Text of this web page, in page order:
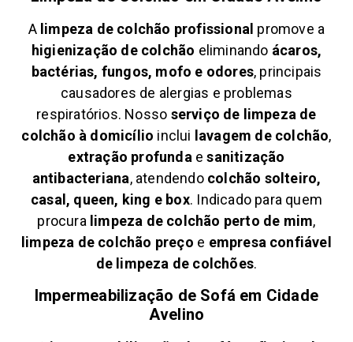
A limpeza de colchão profissional promove a
higienização de colchão eliminando ácaros,
bactérias, fungos, mofo e odores, principais
causadores de alergias e problemas
respiratórios. Nosso serviço de limpeza de
colchão à domicílio inclui lavagem de colchão,
extração profunda esanitização
antibacteriana, atendendo colchão solteiro,
casal, queen, king e box. Indicado para quem
procura limpeza de colchão perto de mim,
limpeza de colchão preço e empresa confiável
de limpeza de colchões.
Impermeabilização de Sofá em Cidade
Avelino